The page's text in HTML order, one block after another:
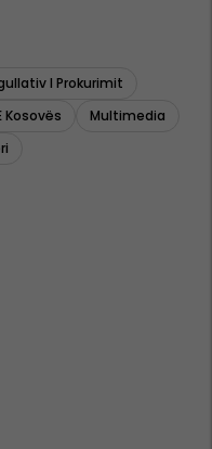
I Prokurimit
Kosovës
Multimedia